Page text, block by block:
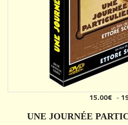
15.00€ -
UNE JOURNÉE